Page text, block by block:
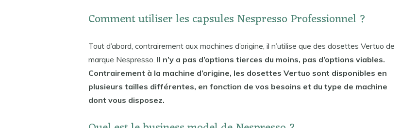
Comment utiliser les capsules Nespresso Professionnel ?
Tout d’abord, contrairement aux machines d’origine, il n’utilise que des dosettes Vertuo de
marque Nespresso. Il n’y a pas d’options tierces du moins, pas d’options viables.
Contrairement à la machine d’origine, les dosettes Vertuo sont disponibles en
plusieurs tailles différentes, en fonction de vos besoins et du type de machine
dont vous disposez.